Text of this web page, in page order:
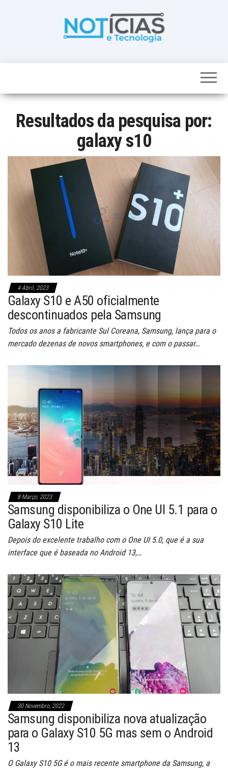
noticias de
num só lugar
Resultados da pesquisa por:
galaxy s10
4 Abril, 2023
Galaxy S10 e A50 oficialmente
descontinuados pela Samsung
Todos os anos a fabricante Sul Coreana, Samsung, lança para o
mercado dezenas de novos smartphones, e com o passar…
8 Março, 2023
Samsung disponibiliza o One UI 5.1 para o
Galaxy S10 Lite
Depois do excelente trabalho com o One UI 5.0, que é a sua
interface que é baseada no Android 13,…
30 Novembro, 2022
Samsung disponibiliza nova atualização
para o Galaxy S10 5G mas sem o Android
13
O Galaxy S10 5G é o mais recente smartphone da Samsung, a